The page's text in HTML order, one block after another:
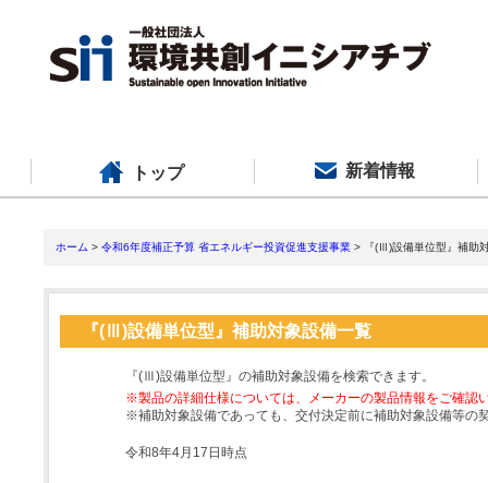
トップ 新着情報
ホーム > 令和6年度補正予算 省エネルギー投資促進支援事業 > 『(Ⅲ)設備単位型』補助
『(Ⅲ)設備単位型』補助対象設備一覧
『(Ⅲ)設備単位型』の補助対象設備を検索できます。
※製品の詳細仕様については、メーカーの製品情報をご確認
※補助対象設備であっても、交付決定前に補助対象設備等の
令和8年4月17日時点